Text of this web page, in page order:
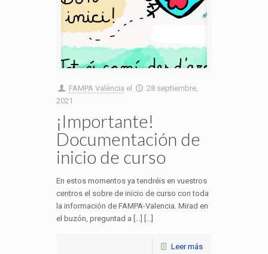
FAMPA València el
28 septiembre,
2021
¡Importante!
Documentación de
inicio de curso
En estos momentos ya tendréis en vuestros
centros el sobre de inicio de curso con toda
la información de FAMPA-Valencia. Mirad en
el buzón, preguntad a […] [...]
Leer más